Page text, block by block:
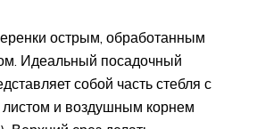
острым, обработанным
Идеальный посадочный
собой часть стебля с
и воздушным корнем